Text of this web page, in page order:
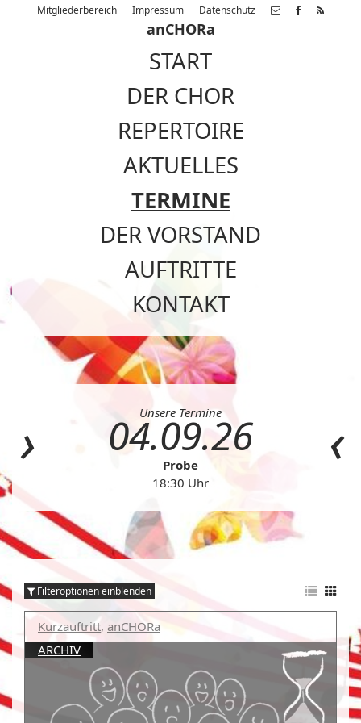
Mitgliederbereich Impressum Datenschutz
anCHORa
START
DER CHOR
REPERTOIRE
AKTUELLES
TERMINE
DER VORSTAND
AUFTRITTE
KONTAKT
Unsere Termine
04.09.26
Probe
18:30 Uhr
Filteroptionen einblenden
Kurzauftritt, anCHORa
ARCHIV